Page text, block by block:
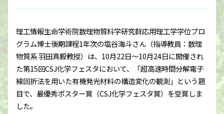
理工情報生命学術院数理物質科学研究群応用理工学学位プロ
グラム博士後期課程1年次の塩谷海斗さん（指導教員：数理
物質系 羽田真毅教授）は、10月22日～10月24日に開催され
た第15回CSJ化学フェスタにおいて、「超高速時間分解電子
線回折法を用いた有機発光材料の構造変化の観測」という題
目で、最優秀ポスター賞（CSJ化学フェスタ賞）を受賞しま
した。